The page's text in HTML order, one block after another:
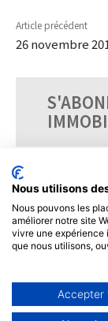
Article précédent
26 novembre
Nous utilisons
Nous pouvons les
améliorer notre site
vivre une expérience
que nous utilisons,
Accepter